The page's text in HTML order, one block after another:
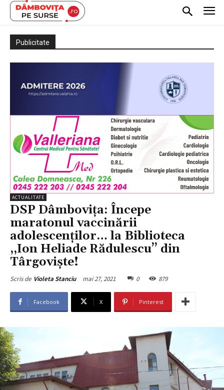
Publicitate
ACTUALITATE
DSP Dâmbovița: Începe
maratonul vaccinării
adolescenților… la Biblioteca
,,Ion Heliade Rădulescu’’ din
Târgoviște!
Scris de Violeta Stanciu mai 27, 2021 0 879
Facebook X Pinterest